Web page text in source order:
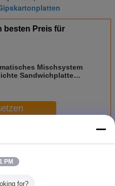
besten Preis für
Mischsystem
Sandwichplatte
PM
for?